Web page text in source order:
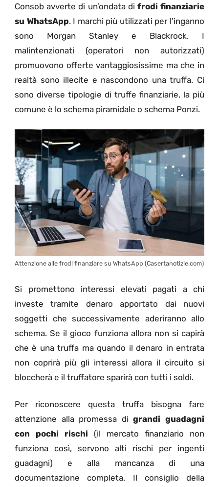
Consob avverte di un’ondata di frodi finanziarie
su WhatsApp. I marchi più utilizzati per l’inganno
sono Morgan Stanley e Blackrock. I
malintenzionati (operatori non autorizzati)
promuovono offerte vantaggiosissime ma che in
realtà sono illecite e nascondono una truffa. Ci
sono diverse tipologie di truffe finanziarie, la più
comune è lo schema piramidale o schema Ponzi.
Attenzione alle frodi finanziare su WhatsApp (Casertanotizie.com)
Si promettono interessi elevati pagati a chi
investe tramite denaro apportato dai nuovi
soggetti che successivamente aderiranno allo
schema. Se il gioco funziona allora non si capirà
che è una truffa ma quando il denaro in entrata
non coprirà più gli interessi allora il circuito si
bloccherà e il truffatore sparirà con tutti i soldi.
Per riconoscere questa truffa bisogna fare
attenzione alla promessa di grandi guadagni
con pochi rischi (il mercato finanziario non
funziona così, servono alti rischi per ingenti
guadagni) e alla mancanza di una
documentazione completa. Il consiglio della